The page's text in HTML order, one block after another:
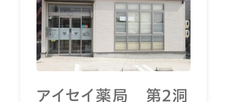
アイセイ薬局 第2洞